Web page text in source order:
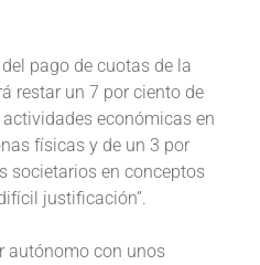
pago de cuotas de la
restar un 7 por ciento de
económicas en
físicas y de un 3 por
societarios en conceptos
justificación”.
autónomo con unos